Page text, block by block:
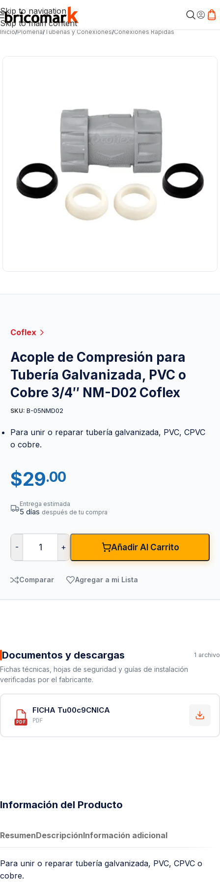
Skip to navigation
Skip to main content
Inicio/Plomería/Tuberías y Conexiones/Conexiones Rápidas
Coflex
Acople de Compresión para
Tubería Galvanizada, PVC o
Cobre 3/4″ NM-D02 Coflex
SKU: B-05NMD02
Para unir o reparar tubería galvanizada, PVC, CPVC
o cobre.
$29.00
Entrega estimada
5 días después de tu compra
- + Añadir Al Carrito
Comparar Agregar a mi Lista
Documentos y descargas 1 archivo
Fichas técnicas, hojas de seguridad y guías de instalación
verificadas por el fabricante.
PDF
FICHA Tu00c9CNICA
PDF
Información del Producto
ResumenDescripciónInformación adicional
Para unir o reparar tubería galvanizada, PVC, CPVC o
cobre.